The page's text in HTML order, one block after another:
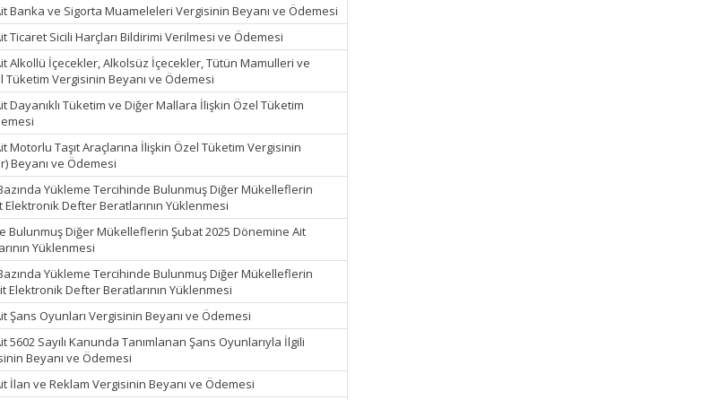
Banka ve Sigorta Muameleleri Vergisinin Beyanı ve Ödemesi
Ticaret Sicili Harçları Bildirimi Verilmesi ve Ödemesi
Alkollü İçecekler, Alkolsüz İçecekler, Tütün Mamulleri ve
Vergisinin Beyanı ve Ödemesi
Dayanıklı Tüketim ve Diğer Mallara İlişkin Özel Tüketim
Motorlu Taşıt Araçlarına İlişkin Özel Tüketim Vergisinin
Beyanı ve Ödemesi
Yükleme Tercihinde Bulunmuş Diğer Mükelleflerin
Elektronik Defter Beratlarının Yüklenmesi
Bulunmuş Diğer Mükelleflerin Şubat 2025 Dönemine Ait
Yüklenmesi
Yükleme Tercihinde Bulunmuş Diğer Mükelleflerin
Elektronik Defter Beratlarının Yüklenmesi
Şans Oyunları Vergisinin Beyanı ve Ödemesi
5602 Sayılı Kanunda Tanımlanan Şans Oyunlarıyla İlgili
Beyanı ve Ödemesi
İlan ve Reklam Vergisinin Beyanı ve Ödemesi